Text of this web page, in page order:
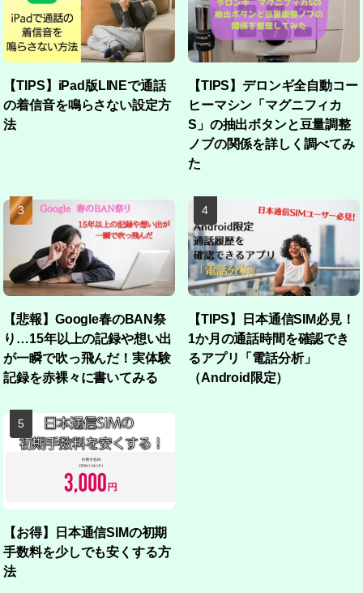
【TIPS】iPad版LINEで通話
の着信音を鳴らさない設定方
法
【TIPS】デロンギ全自動コー
ヒーマシン「マグニフィカ
S」の抽出ボタンと豆量調整
ノブの関係を詳しく調べてみ
た
【悲報】Google春のBAN祭
り…15年以上の記録や想い出
が一瞬で吹っ飛んだ！実体験
記録を赤裸々に書いてみる
【TIPS】日本通信SIM必見！
1か月の通話時間を確認でき
るアプリ「電話分析」
（Android限定）
【お得】日本通信SIMの初期
手数料を少しでも安くする方
法